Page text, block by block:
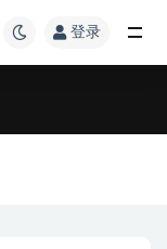
登录